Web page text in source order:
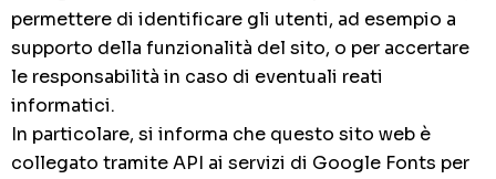
permettere di identificare gli utenti, ad esempio a
supporto della funzionalità del sito, o per accertare
le responsabilità in caso di eventuali reati
informatici.
In particolare, si informa che questo sito web è
collegato tramite API ai servizi di Google Fonts per